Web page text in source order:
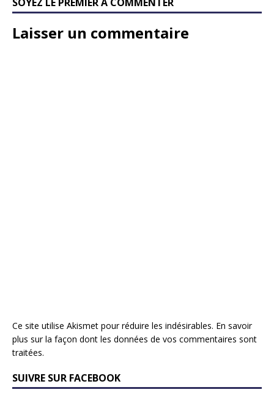
SOYEZ LE PREMIER À COMMENTER
Laisser un commentaire
Ce site utilise Akismet pour réduire les indésirables. En savoir
plus sur la façon dont les données de vos commentaires sont
traitées.
SUIVRE SUR FACEBOOK